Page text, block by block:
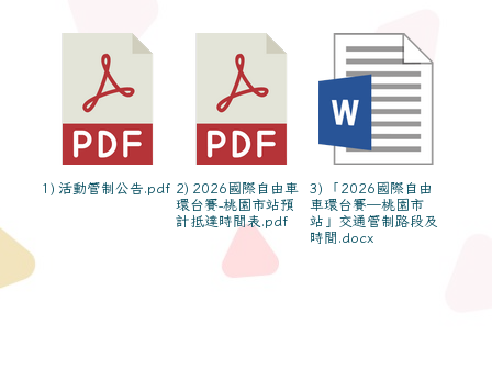
1) 活動管制公告.pdf 2) 2026國際自由車
環台賽-桃園市站預
計抵達時間表.pdf
3) 「2026國際自由
車環台賽─桃園市
站」交通管制路段及
時間.docx